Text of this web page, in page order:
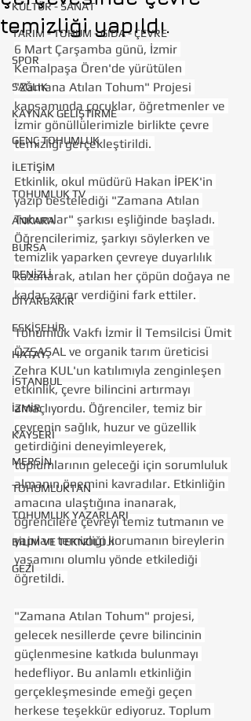
KÜLTÜR - SANAT
TARIM - TOHUM - GIDA - ÇEVRE
SPOR
SAĞLIK
KAYNAK GELİŞTİRME
GENÇ TOHUMLUK
İLETİŞİM
TOHUMLUK TV
ANKARA
BURSA
DENİZLİ
DİYARBAKIR
ESKİŞEHİR
HATAY
İSTANBUL
İZMİR
KAYSERİ
MERSİN
TOHUMLUKTAN
TOHUMLUK YAZARLARI
BİLİM VE TEKNOLOJİ
GEZİ
temizliği yapıldı.
6 Mart Çarşamba günü, İzmir
Kemalpaşa Ören'de yürütülen
"Zamana Atılan Tohum" Projesi
kapsamında çocuklar, öğretmenler ve
İzmir gönüllülerimizle birlikte çevre
temizliği gerçekleştirildi.
Etkinlik, okul müdürü Hakan İPEK'in
yazıp bestelediği "Zamana Atılan
Tohumlar" şarkısı eşliğinde başladı.
Öğrencilerimiz, şarkıyı söylerken ve
temizlik yaparken çevreye duyarlılık
kazanarak, atılan her çöpün doğaya ne
kadar zarar verdiğini fark ettiler.
Tohumluk Vakfı İzmir İl Temsilcisi Ümit
ÖZŞAŞAL ve organik tarım üreticisi
Zehra KUL'un katılımıyla zenginleşen
etkinlik, çevre bilincini artırmayı
amaçlıyordu. Öğrenciler, temiz bir
çevrenin sağlık, huzur ve güzellik
getirdiğini deneyimleyerek,
toplumlarının geleceği için sorumluluk
almanın önemini kavradılar. Etkinliğin
amacına ulaştığına inanarak,
öğrencilere çevreyi temiz tutmanın ve
yapılan temizliği korumanın bireylerin
yaşamını olumlu yönde etkilediği
öğretildi.
"Zamana Atılan Tohum" projesi,
gelecek nesillerde çevre bilincinin
güçlenmesine katkıda bulunmayı
hedefliyor. Bu anlamlı etkinliğin
gerçekleşmesinde emeği geçen
herkese teşekkür ediyoruz. Toplum